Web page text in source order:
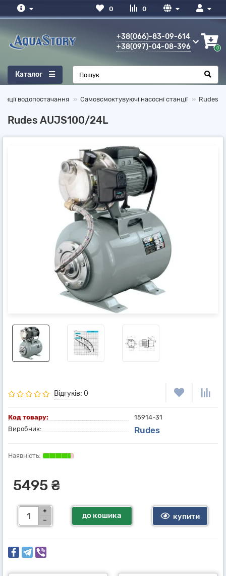
0
0
+38(066)-83-09-614
+38(097)-04-08-396
0
Каталог
водопостачання Самовсмоктувуючі насосні станції Rudes
Rudes AUJS100/24L
Відгуків: 0
Код товару:
15914-31
Виробник:
Rudes
5495 ₴
до кошика купити